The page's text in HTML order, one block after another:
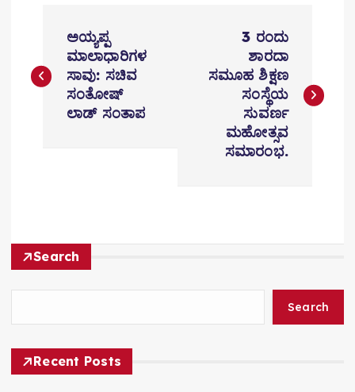
s
i
g
i
ಅಯ್ಯಪ್ಪ
ಮಾಲಾಧಾರಿಗಳ
ಸಾವು: ಸಚಿವ
ಸಂತೋಷ್
ಲಾಡ್ ಸಂತಾಪ
3 ರಂದು
ಶಾರದಾ
ಸಮೂಹ ಶಿಕ್ಷಣ
ಸಂಸ್ಥೆಯ
ಸುವರ್ಣ
ಮಹೋತ್ಸವ
ಸಮಾರಂಭ.
Search
Search
Recent Posts